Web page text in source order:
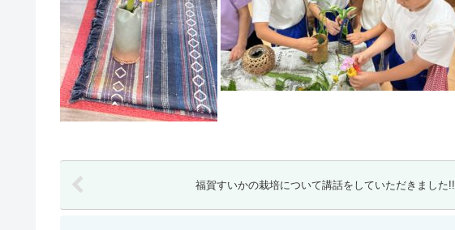
福賀すいかの栽培について講話をしていただきました!!